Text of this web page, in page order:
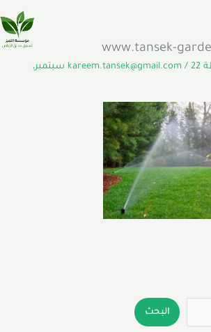
البحث
www.tansek-
kareem.tansek@gmail.com/
22 سبتمبر،